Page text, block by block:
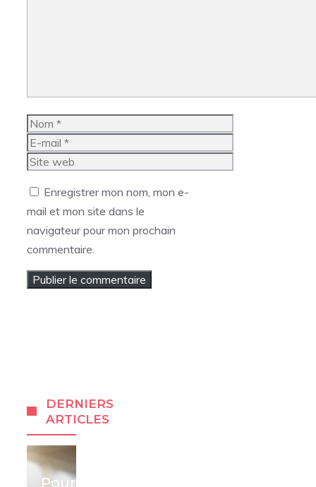
Nom
E-
mail
Site
Enregistrer mon nom, mon e-
mail et mon site dans le
navigateur pour mon prochain
commentaire.
DERNIERS
ARTICLES
Pourquoi